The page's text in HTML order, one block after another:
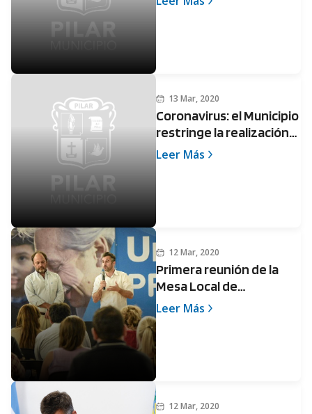
13 Mar, 2020
Coronavirus: el Municipio
restringe la realización
de eventos municipales
Leer Más
12 Mar, 2020
Primera reunión de la
Mesa Local de
Emergencia Sanitaria
Leer Más
12 Mar, 2020